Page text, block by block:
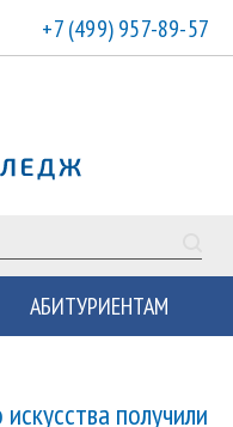
+7 (499) 957-89-57
АБИТУРИЕНТАМ
получили